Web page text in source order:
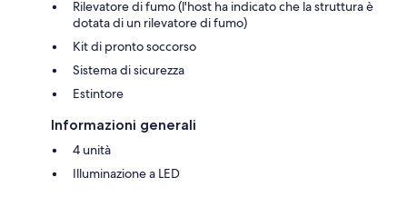
Rilevatore di fumo (l'host ha indicato che la struttura è
dotata di un rilevatore di fumo)
Kit di pronto soccorso
Sistema di sicurezza
Estintore
Informazioni generali
4 unità
Illuminazione a LED